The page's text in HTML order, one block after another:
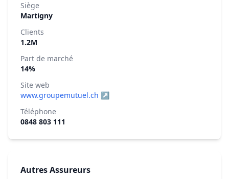
Siège
Martigny
Clients
1.2M
Part de marché
14%
Site web
www.groupemutuel.ch ↗
Téléphone
0848 803 111
Autres Assureurs